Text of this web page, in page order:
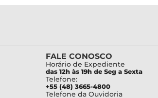
FALE CONOSCO
Horário de Expediente
das 12h às 19h de Seg a Sexta
Telefone:
+55 (48) 3665-4800
Telefone da Ouvidoria